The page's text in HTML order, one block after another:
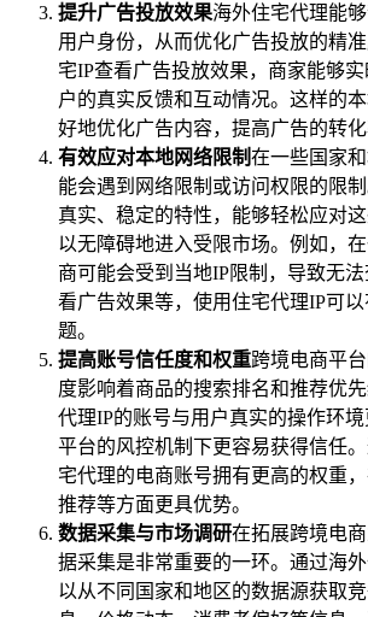
提升广告投放效果海外住宅代理能
用户身份，从而优化广告投放的精
宅IP查看广告投放效果，商家能够
户的真实反馈和互动情况。这样的
好地优化广告内容，提高广告的转化
有效应对本地网络限制在一些国家
能会遇到网络限制或访问权限的限
真实、稳定的特性，能够轻松应对
以无障碍地进入受限市场。例如，
商可能会受到当地IP限制，导致无
看广告效果等，使用住宅代理IP可
题。
提高账号信任度和权重跨境电商平
度影响着商品的搜索排名和推荐优
代理IP的账号与用户真实的操作环
平台的风控机制下更容易获得信任
宅代理的电商账号拥有更高的权重
推荐等方面更具优势。
数据采集与市场调研在拓展跨境电
据采集是非常重要的一环。通过海
以从不同国家和地区的数据源获取